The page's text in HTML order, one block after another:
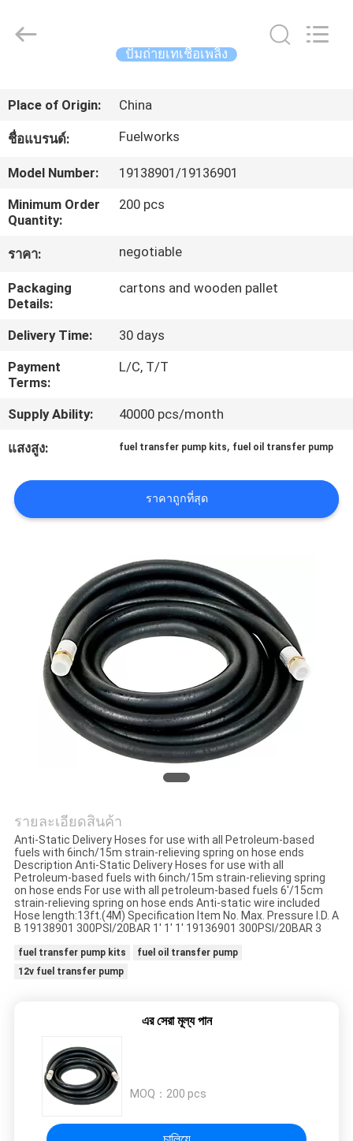
สินค้า
วิดีโอ
กับ
เรา
โรงงาน
ควบคุม
เสนอ
ราคา
แผนผัง
เว็บไซต์
Intradin（Shanghai）
Reserved.
ปั๊มถ่ายเทเชื้อเพลิง
Place of Origin: China
ชื่อแบรนด์: Fuelworks
Model Number:
19138901/19136901
Minimum Order
Quantity:
200 pcs
ราคา: negotiable
Packaging
Details:
cartons and wooden pallet
Delivery Time:
30 days
Payment
Terms:
L/C, T/T
Supply Ability: 40000 pcs/month
แสงสูง: fuel transfer pump kits, fuel oil transfer pump
ราคาถูกที่สุด
รายละเอียดสินค้า
Anti-Static Delivery Hoses for use with all Petroleum-based
fuels with 6inch/15m strain-relieving spring on hose ends
Description Anti-Static Delivery Hoses for use with all
Petroleum-based fuels with 6inch/15m strain-relieving spring
on hose ends For use with all petroleum-based fuels 6'/15cm
strain-relieving spring on hose ends Anti-static wire included
Hose length:13ft.(4M) Specification Item No. Max. Pressure I.D. A
B 19138901 300PSI/20BAR 1' 1' 1' 19136901 300PSI/20BAR 3
fuel transfer pump kits
fuel oil transfer pump
12v fuel transfer pump
এর সেরা মূল্য পান
MOQ： 200 pcs